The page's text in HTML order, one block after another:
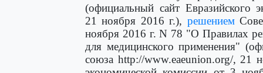
(официальный сайт Евразийского
21 ноября 2016 г.), решением
ноября 2016 г. N 78 "О Правилах
для медицинского применения"
союза http://www.eaeunion.org/, 21